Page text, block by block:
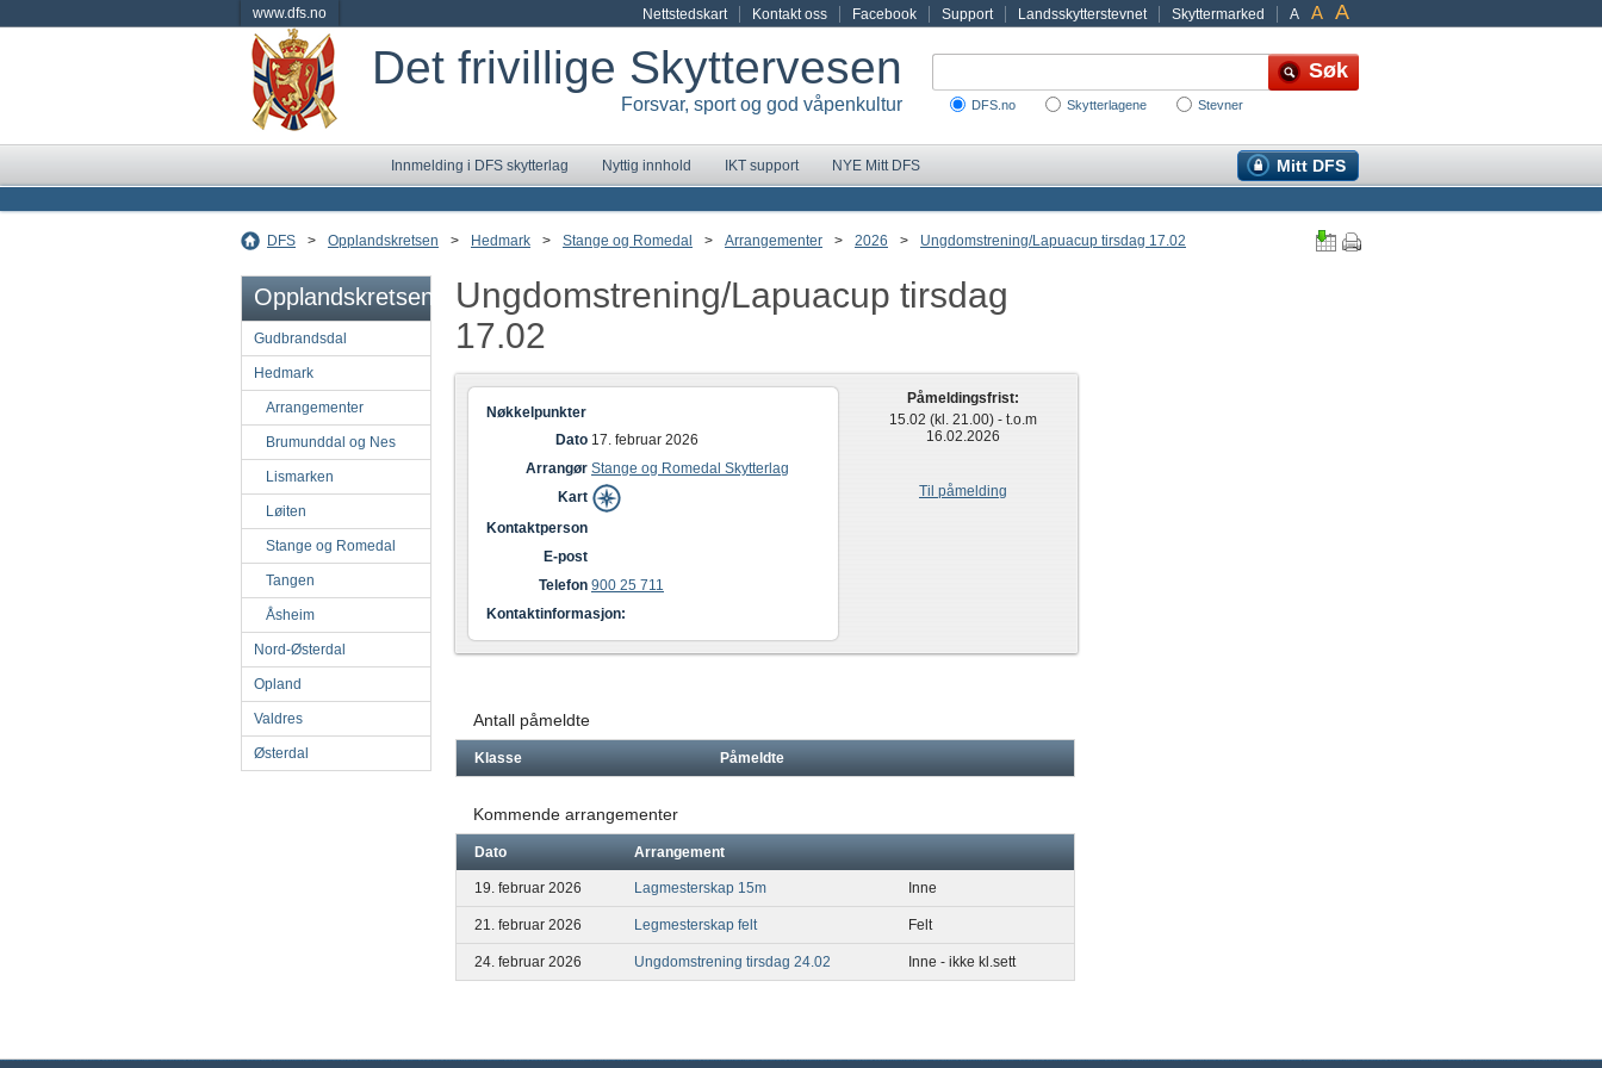
www.dfs.no A A A
Nettstedskart Kontakt oss Facebook Support Landsskytterstevnet Skyttermarked
Det frivillige Skyttervesen
Forsvar, sport og god våpenkultur DFS.no Skytterlagene Stevner
Innmelding i DFS skytterlag Nyttig innhold IKT support Mitt DFS
NYE Mitt DFS
DFS > Opplandskretsen > Hedmark > Stange og Romedal > Arrangementer > 2026 > Ungdomstrening/Lapuacup tirsdag 17.02
Opplandskretsen
Gudbrandsdal
Hedmark
Arrangementer
Brumunddal og Nes
Lismarken
Løiten
Stange og Romedal
Tangen
Åsheim
Nord-Østerdal
Opland
Valdres
Østerdal
Ungdomstrening/Lapuacup tirsdag
17.02
Nøkkelpunkter
Dato 17. februar 2026
Arrangør Stange og Romedal Skytterlag
Kart
Kontaktperson
E-post
Telefon 900 25 711
Kontaktinformasjon:
Påmeldingsfrist:
15.02 (kl. 21.00) - t.o.m
16.02.2026
Til påmelding
Antall påmeldte
Klasse Påmeldte
Kommende arrangementer
Dato Arrangement
19. februar 2026 Lagmesterskap 15m Inne
21. februar 2026 Legmesterskap felt Felt
24. februar 2026 Ungdomstrening tirsdag 24.02 Inne - ikke kl.sett